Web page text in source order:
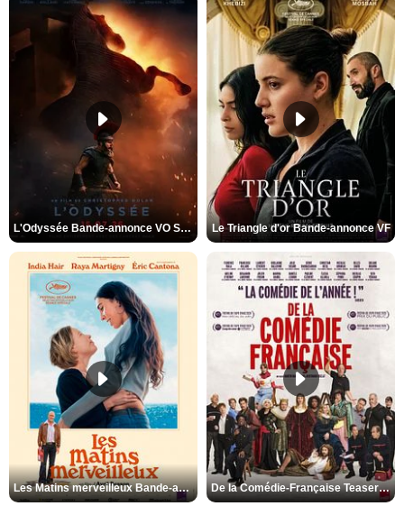
L'Odyssée Bande-annonce VO STFR Le Triangle d'or Bande-annonce VF
Les Matins merveilleux Bande-annonce VF De la Comédie-Française Teaser VF